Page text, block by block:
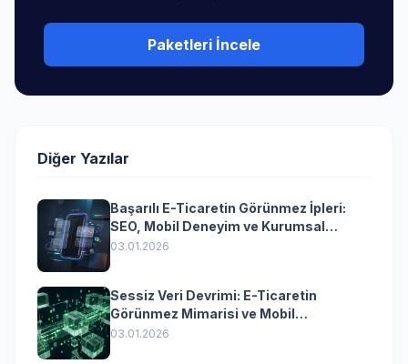
Paketleri İncele
Diğer Yazılar
Başarılı E-Ticaretin Görünmez İpleri:
SEO, Mobil Deneyim ve Kurumsal
Yazılımın Kazandıran Senkronizasyonu
03.01.2026
Sessiz Veri Devrimi: E-Ticaretin
Görünmez Mimarisi ve Mobil
Dönüşümün Kurumsal Anahtarı
03.01.2026